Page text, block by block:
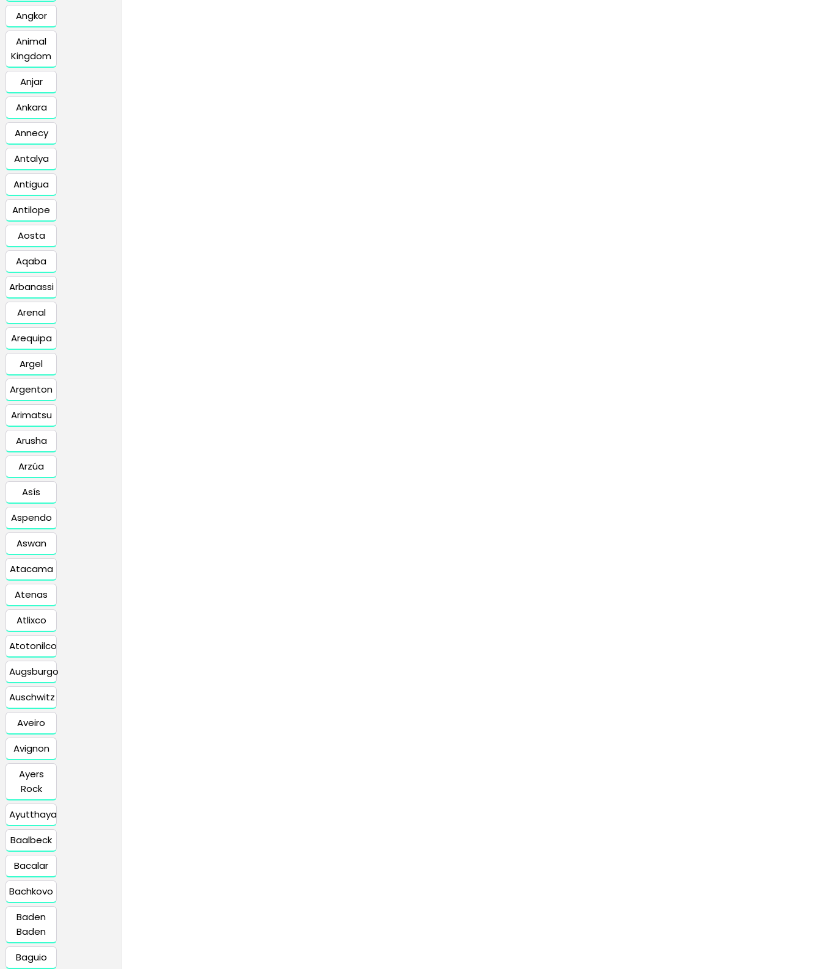
Angkor
Animal
Kingdom
Anjar
Ankara
Annecy
Antalya
Antigua
Antilope
Aosta
Aqaba
Arbanassi
Arenal
Arequipa
Argel
Argenton
Arimatsu
Arusha
Arzúa
Asís
Aspendo
Aswan
Atacama
Atenas
Atlixco
Atotonilco
Augsburgo
Auschwitz
Aveiro
Avignon
Ayers
Rock
Ayutthaya
Baalbeck
Bacalar
Bachkovo
Baden
Baden
Baguio